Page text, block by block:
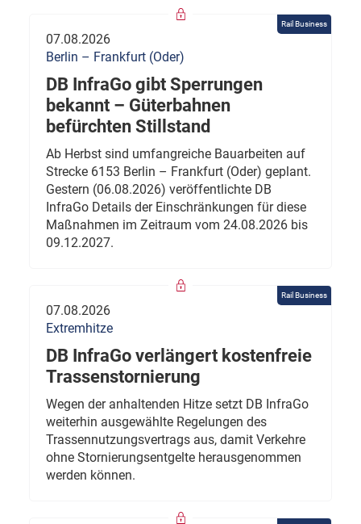
Rail Business
07.08.2026
Berlin – Frankfurt (Oder)
DB InfraGo gibt Sperrungen
bekannt – Güterbahnen
befürchten Stillstand
Ab Herbst sind umfangreiche Bauarbeiten auf
Strecke 6153 Berlin – Frankfurt (Oder) geplant.
Gestern (06.08.2026) veröffentlichte DB
InfraGo Details der Einschränkungen für diese
Maßnahmen im Zeitraum vom 24.08.2026 bis
09.12.2027.
Rail Business
07.08.2026
Extremhitze
DB InfraGo verlängert kostenfreie
Trassenstornierung
Wegen der anhaltenden Hitze setzt DB InfraGo
weiterhin ausgewählte Regelungen des
Trassennutzungsvertrags aus, damit Verkehre
ohne Stornierungsentgelte herausgenommen
werden können.